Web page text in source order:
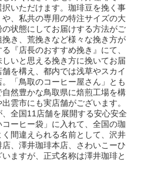
いただけます。珈琲豆を挽く事
、私共の専用の特注サイズの大
状態にしてお届けする方法がご
き、荒挽きなど様々な挽き方が
『店長のおすすめ挽き』にて、
いと思える挽き方に挽いてお届
を構え、都内では浅草やスカイ
「鳥取のコーヒー屋さん」とも
然豊かな鳥取県に焙煎工場を構
雲市にも実店舗がございます。
全国11店舗を展開する安心安全
ーヒー袋」に入れて、全国の珈
間違えられる名前として、沢井
、澤井珈琲本店、さわいこーひ
ますが、正式名称は澤井珈琲と